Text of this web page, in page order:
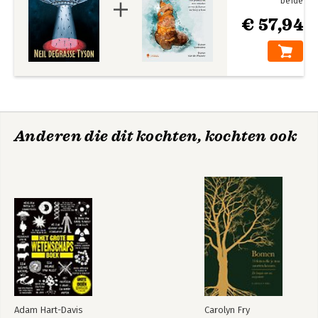
€ 57,94
Anderen die dit kochten, kochten ook
Adam Hart-Davis Carolyn Fry